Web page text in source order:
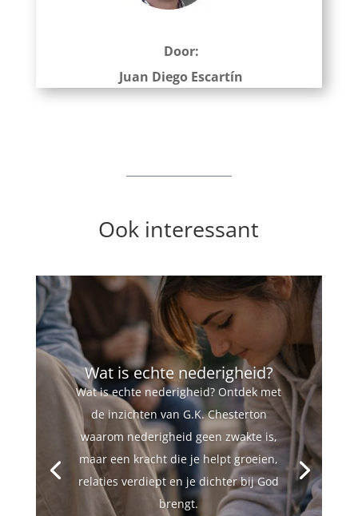
Door:
Juan Diego Escartín
Ook interessant
Wat is echte nederigheid?
Wat is echte nederigheid? Ontdek met
de inzichten van G.K. Chesterton
waarom nederigheid geen zwakte is,
maar een kracht die je helpt groeien,
relaties verdiept en je dichter bij God
brengt.